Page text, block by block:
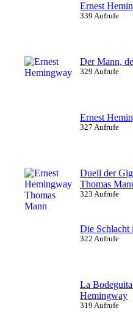
Ernest
339 Aufrufe
Der Mann,
329 Aufrufe
Ernest
327 Aufrufe
Duell der
Thomas
323 Aufrufe
Die Schlacht
322 Aufrufe
La
Hemingway
319 Aufrufe